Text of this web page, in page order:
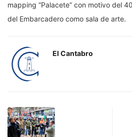
mapping “Palacete” con motivo del
del Embarcadero como sala de arte.
El Cantabro